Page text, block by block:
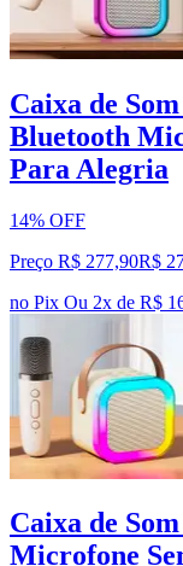
Caixa de
Bluetooth
Para Alegria
14% OFF
Preço R$ 277,90R$
no Pix Ou 2x de R$
Caixa de
Microfone